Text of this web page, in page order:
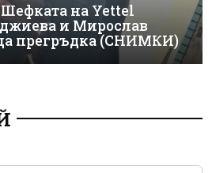
на Yettel
и Мирослав
прегръдка (СНИМКИ)